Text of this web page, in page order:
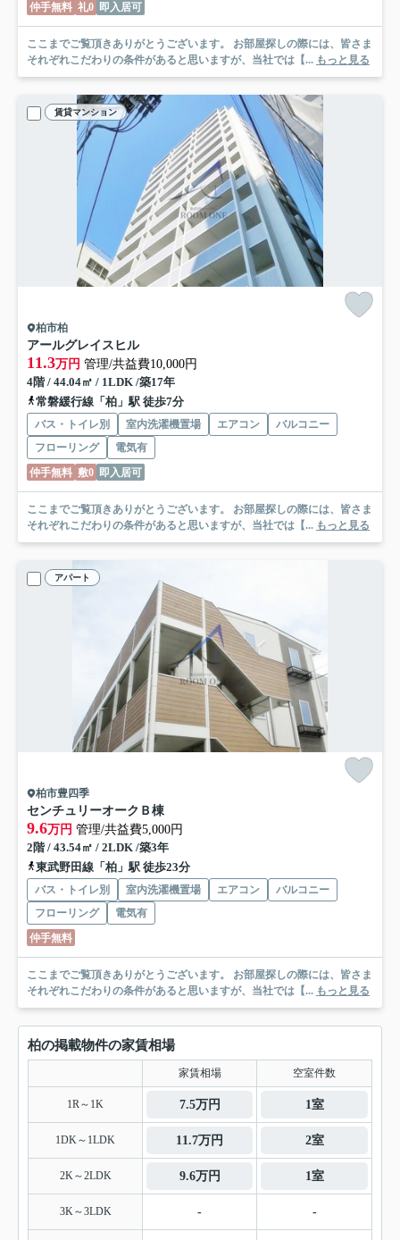
仲手無料 礼0 即入居可
ここまでご覧頂きありがとうございます。 お部屋探しの際には、皆さま
それぞれこだわりの条件があると思いますが、当社では【... もっと見る
賃貸マンション
柏市柏
アールグレイスヒル
11.3万円 管理/共益費10,000円
4階 / 44.04㎡ / 1LDK /築17年
常磐緩行線「柏」駅 徒歩7分
バス・トイレ別 室内洗濯機置場 エアコン
バルコニー
フローリング
電気有
仲手無料 敷0 即入居可
ここまでご覧頂きありがとうございます。 お部屋探しの際には、皆さま
それぞれこだわりの条件があると思いますが、当社では【... もっと見る
アパート
柏市豊四季
センチュリーオークＢ棟
9.6万円 管理/共益費5,000円
2階 / 43.54㎡ / 2LDK /築3年
東武野田線「柏」駅 徒歩23分
バス・トイレ別 室内洗濯機置場 エアコン
バルコニー
フローリング
電気有
仲手無料
ここまでご覧頂きありがとうございます。 お部屋探しの際には、皆さま
それぞれこだわりの条件があると思いますが、当社では【... もっと見る
柏の掲載物件の家賃相場
家賃相場 空室件数
1R～1K 7.5万円 1室
1DK～1LDK 11.7万円 2室
2K～2LDK 9.6万円 1室
3K～3LDK - -